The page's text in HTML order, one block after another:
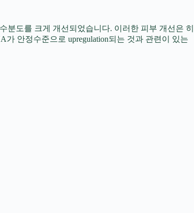
분도를 크게 개선되었습니다. 이러한 피부 개선은 히
가 안정수준으로 upregulation되는 것과 관련이 있는